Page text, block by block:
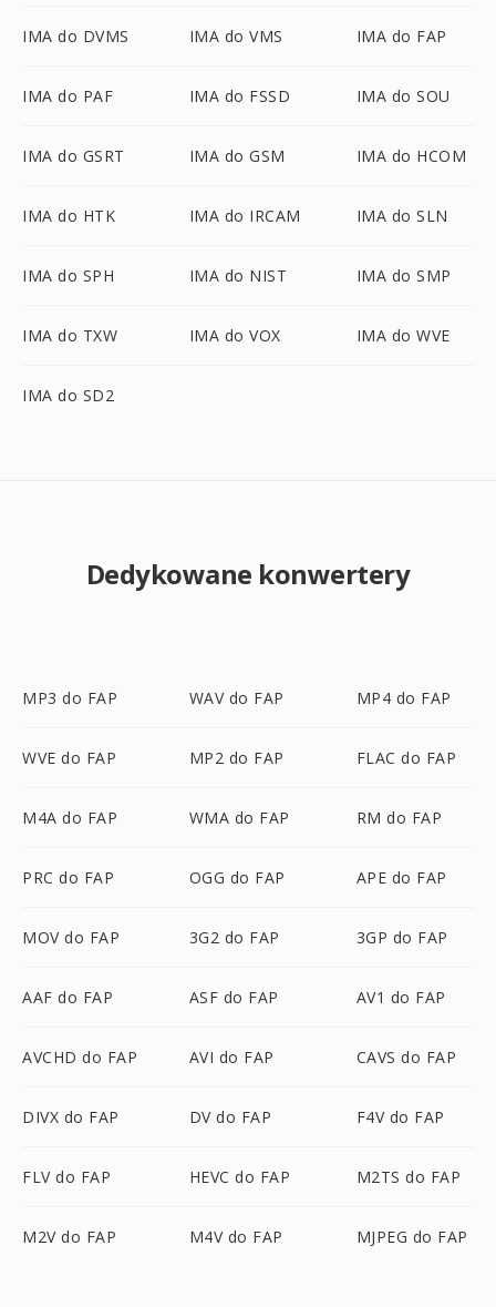
IMA do DVMS IMA do VMS IMA do FAP
IMA do PAF IMA do FSSD IMA do SOU
IMA do GSRT IMA do GSM IMA do HCOM
IMA do HTK IMA do IRCAM IMA do SLN
IMA do SPH IMA do NIST IMA do SMP
IMA do TXW IMA do VOX IMA do WVE
IMA do SD2
Dedykowane konwertery
MP3 do FAP WAV do FAP MP4 do FAP
WVE do FAP MP2 do FAP FLAC do FAP
M4A do FAP WMA do FAP RM do FAP
PRC do FAP OGG do FAP APE do FAP
MOV do FAP 3G2 do FAP 3GP do FAP
AAF do FAP ASF do FAP AV1 do FAP
AVCHD do FAP AVI do FAP CAVS do FAP
DIVX do FAP DV do FAP F4V do FAP
FLV do FAP HEVC do FAP M2TS do FAP
M2V do FAP M4V do FAP MJPEG do FAP